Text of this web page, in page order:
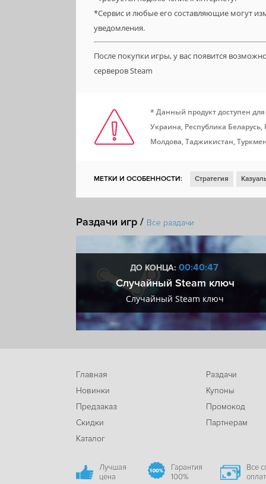
*Сервис и любые его составляющие могут
уведомления.
После покупки игры, у вас появится
серверов Steam
* Данный продукт доступен
Украина, Республика
Молдова, Таджикистан,
МЕТКИ И ОСОБЕННОСТИ: Стратегия
Иммерсивный симулятор
Раздачи игр / Все раздачи
ДО КОНЦА: 00:40:46
Случайный Steam ключ
Случайный Steam ключ
Главная
Новинки
Предзаказ
Скидки
Каталог
Раздачи
Купоны
Промокод
Партнерам
Лучшая
цена
Гарантия
100%
Все